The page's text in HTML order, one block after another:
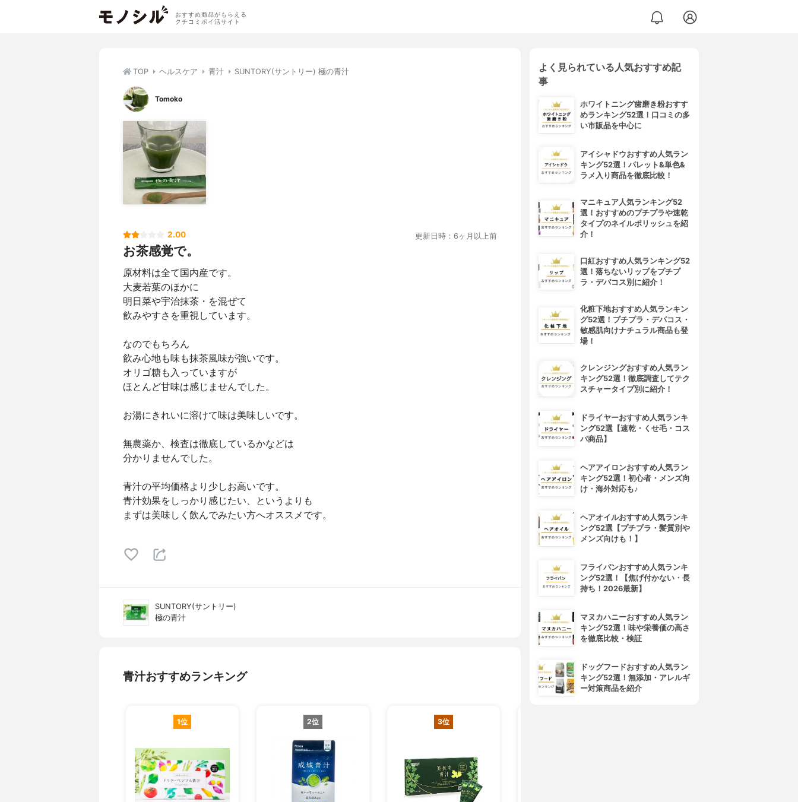
おすすめ商品がもらえる
クチコミポイ活サイト
TOP ヘルスケア 青汁 SUNTORY(サントリー) 極の青汁
Tomoko
2.00 更新日時：6ヶ月以上前
お茶感覚で。
原材料は全て国内産です。
大麦若葉のほかに
明日菜や宇治抹茶・を混ぜて
飲みやすさを重視しています。
なのでもちろん
飲み心地も味も抹茶風味が強いです。
オリゴ糖も入っていますが
ほとんど甘味は感じませんでした。
お湯にきれいに溶けて味は美味しいです。
無農薬か、検査は徹底しているかなどは
分かりませんでした。
青汁の平均価格より少しお高いです。
青汁効果をしっかり感じたい、というよりも
まずは美味しく飲んでみたい方へオススメです。
SUNTORY(サントリー)
極の青汁
青汁おすすめランキング
1位 2位 3位
よく見られている人気おすすめ記
事
ホワイトニング歯磨き粉おすす
めランキング52選！口コミの多
い市販品を中心に
アイシャドウおすすめ人気ラン
キング52選！パレット&単色&
ラメ入り商品を徹底比較！
マニキュア人気ランキング52
選！おすすめのプチプラや速乾
タイプのネイルポリッシュを紹
介！
口紅おすすめ人気ランキング52
選！落ちないリップをプチプ
ラ・デパコス別に紹介！
化粧下地おすすめ人気ランキン
グ52選！プチプラ・デパコス・
敏感肌向けナチュラル商品も登
場！
クレンジングおすすめ人気ラン
キング52選！徹底調査してテク
スチャータイプ別に紹介！
ドライヤーおすすめ人気ランキ
ング52選【速乾・くせ毛・コス
パ商品】
ヘアアイロンおすすめ人気ラン
キング52選！初心者・メンズ向
け・海外対応も♪
ヘアオイルおすすめ人気ランキ
ング52選【プチプラ・髪質別や
メンズ向けも！】
フライパンおすすめ人気ランキ
ング52選！【焦げ付かない・長
持ち！2026最新】
マヌカハニーおすすめ人気ラン
キング52選！味や栄養価の高さ
を徹底比較・検証
ドッグフードおすすめ人気ラン
キング52選！無添加・アレルギ
ー対策商品を紹介